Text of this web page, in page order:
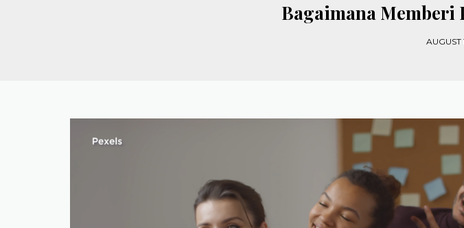
Bagaimana Memberi
AUGUST